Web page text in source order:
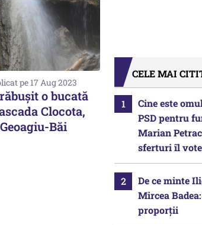
pe 17 Aug 2023
o bucată
Clocota,
Băi
CELE MAI
Cine este
PSD pentru
Marian
sferturi îl
De ce minte
Mircea
proporții